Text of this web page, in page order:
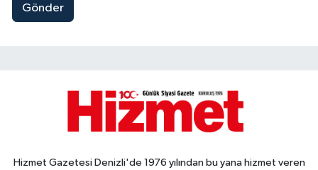
Gönder
Hizmet Gazetesi Denizli'de 1976 yılından bu yana hizmet veren